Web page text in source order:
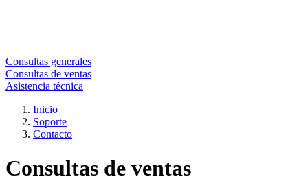
Consultas generales
Consultas de ventas
Asistencia técnica
Inicio
Soporte
Contacto
Consultas de ventas